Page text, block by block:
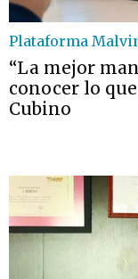
Plataforma
“La mejor
conocer lo
Cubino